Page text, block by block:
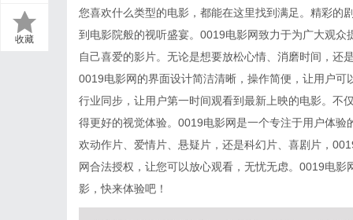
收藏
您喜欢什么类型的电影，都能在这里找到满足。精彩的
到电影院般的视听盛宴。0019电影网致力于为广大观
自己喜爱的影片。无论是想要放松心情、消磨时间，
0019电影网的界面设计简洁清晰，操作简便，让用户
行业同步，让用户第一时间观看到最新上映的电影。不
得更好的视觉体验。0019电影网是一个专注于用户体
欢动作片、爱情片、悬疑片，还是科幻片、喜剧片，
网合法授权，让您可以放心观看，无忧无虑。0019电
影，快来体验吧！